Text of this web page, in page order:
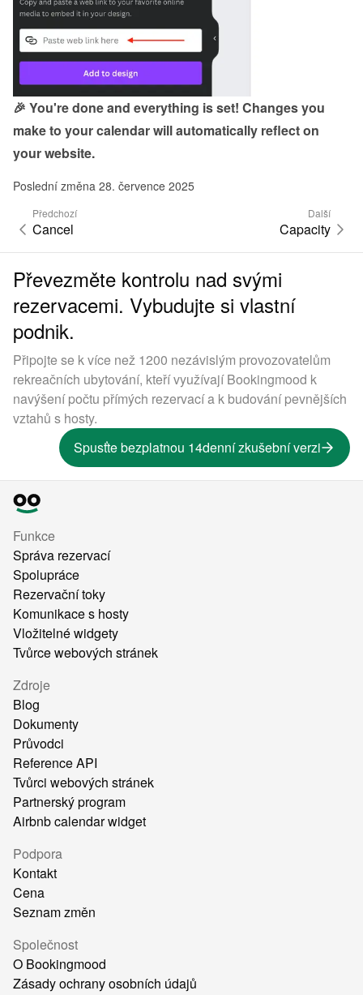
🎉 You're done and everything is set! Changes you
make to your calendar will automatically reflect on
your website.
Poslední změna 28. července 2025
Předchozí
Cancel
Další
Capacity
Převezměte kontrolu nad svými
rezervacemi. Vybudujte si vlastní
podnik.
Připojte se k více než 1200 nezávislým provozovatelům
rekreačních ubytování, kteří využívají Bookingmood k
navýšení počtu přímých rezervací a k budování pevnějších
vztahů s hosty.
Spusťte bezplatnou 14denní zkušební verzi
Funkce
Správa rezervací
Spolupráce
Rezervační toky
Komunikace s hosty
Vložitelné widgety
Tvůrce webových stránek
Zdroje
Blog
Dokumenty
Průvodci
Reference API
Tvůrci webových stránek
Partnerský program
Airbnb calendar widget
Podpora
Kontakt
Cena
Seznam změn
Společnost
O Bookingmood
Zásady ochrany osobních údajů